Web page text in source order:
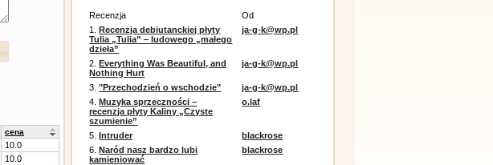
cena
10.0
10.0
Recenzja
Od
1.Recenzja debiutanckiej płyty
Tulia „Tulia” – ludowego „małego
dzieła”
ja-g-k@wp.pl
2.Everything Was Beautiful, and
Nothing Hurt
ja-g-k@wp.pl
3."Przechodzień o wschodzie"
ja-g-k@wp.pl
4.Muzyka sprzeczności –
recenzja płyty Kaliny „Czyste
szumienie”
o.laf
5.Intruder
blackrose
6.Naród nasz bardzo lubi
kamieniować
blackrose